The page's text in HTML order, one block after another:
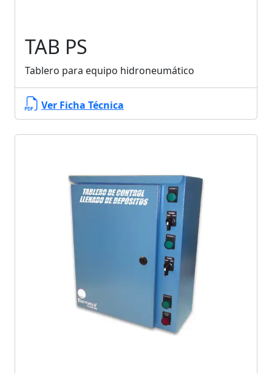
TAB PS
Tablero para equipo hidroneumático
Ver Ficha Técnica